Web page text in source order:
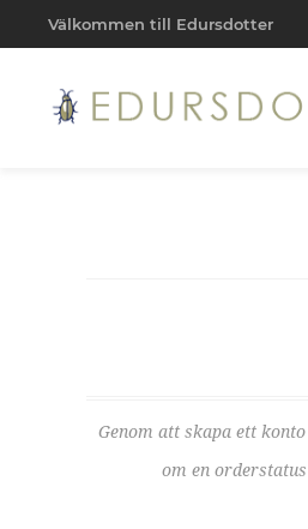
Välkommen till Edursdotter
Genom att skapa ett
om en